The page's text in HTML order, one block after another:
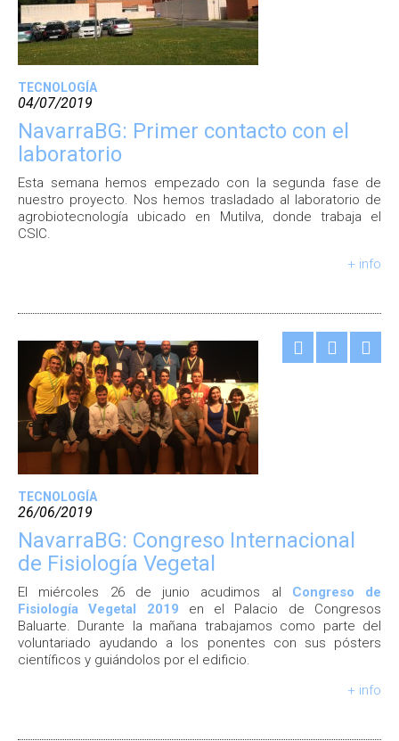
TECNOLOGÍA
04/07/2019
NavarraBG: Primer contacto con el
laboratorio
Esta semana hemos empezado con la segunda fase de
nuestro proyecto. Nos hemos trasladado al laboratorio de
agrobiotecnología ubicado en Mutilva, donde trabaja el
CSIC.
+ info
TECNOLOGÍA
26/06/2019
NavarraBG: Congreso Internacional
de Fisiología Vegetal
El miércoles 26 de junio acudimos al Congreso de
Fisiología Vegetal 2019 en el Palacio de Congresos
Baluarte. Durante la mañana trabajamos como parte del
voluntariado ayudando a los ponentes con sus pósters
científicos y guiándolos por el edificio.
+ info